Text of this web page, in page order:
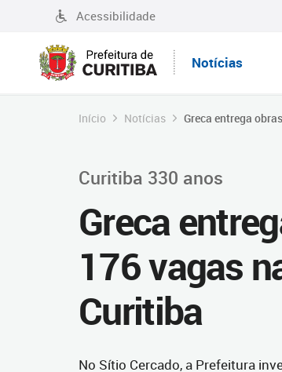
Acessibilidade
Notícias
Início Notícias Greca entrega
Curitiba 330 anos
Greca
176 vagas
Curitiba
No Sítio Cercado, a Prefeitura